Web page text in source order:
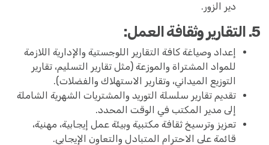
دير الزور.
5. التقارير وثقافة العمل:
إعداد وصياغة كافة التقارير اللوجستية والإدارية اللازمة
للمواد المشتراة والموزعة (مثل تقارير التسليم، تقارير
التوزيع الميداني، وتقارير الاستهلاك والفضلات).
تقديم تقارير سلسلة التوريد والمشتريات الشهرية الشاملة
إلى مدير المكتب في الوقت المحدد.
تعزيز وترسيخ ثقافة مكتبية وبيئة عمل إيجابية، مهنية،
قائمة على الاحترام المتبادل والتعاون الإيجابي.